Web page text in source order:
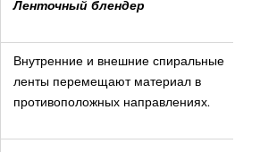
Ленточный блендер
Внутренние и внешние спиральные
ленты перемещают материал в
противоположных направлениях.